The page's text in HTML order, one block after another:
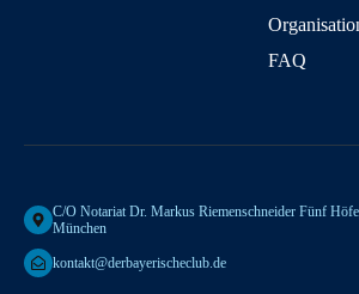
FAQ
C/o Notariat Dr. Markus Riemenschneider Fünf
München
kontakt@derbayerischeclub.de